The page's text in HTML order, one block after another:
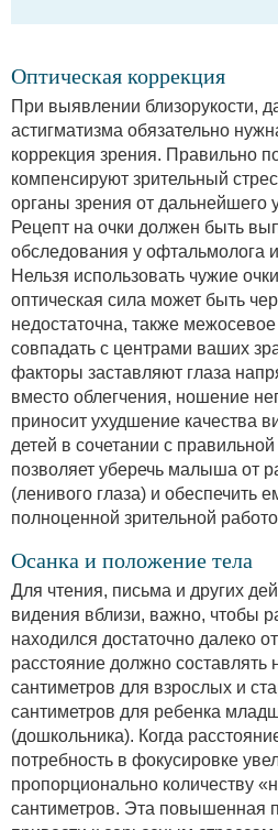
Оптическая коррекция
При выявлении близорукости,
астигматизма обязательно
коррекция зрения. Правильно
компенсируют зрительный
органы зрения от дальнейшего
Рецепт на очки должен быть
обследования у офтальмолога
Нельзя использовать чужие
оптическая сила может быть
недостаточна, также
совпадать с центрами ваших
факторы заставляют глаза
вместо облегчения, ношение
приносит ухудшение качества
детей в сочетании с
позволяет уберечь малыша от
(ленивого глаза) и обеспечить
полноценной зрительной
Осанка и положение тела
Для чтения, письма и других
видения вблизи, важно, чтобы
находился достаточно далеко
расстояние должно составлять
сантиметров для взрослых и
сантиметров для ребенка
(дошкольника). Когда
потребность в фокусировке
пропорционально количеству
сантиметров. Эта повышенная